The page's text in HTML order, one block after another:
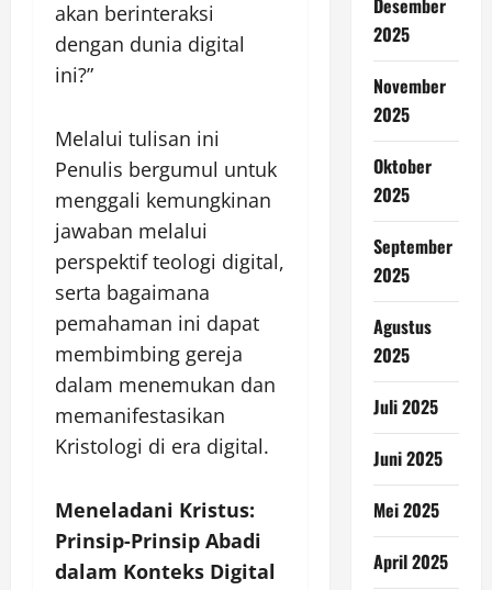
akan berinteraksi
dengan dunia digital
ini?”
Melalui tulisan ini
Penulis bergumul untuk
menggali kemungkinan
jawaban melalui
perspektif teologi digital,
serta bagaimana
pemahaman ini dapat
membimbing gereja
dalam menemukan dan
memanifestasikan
Kristologi di era digital.
Meneladani Kristus:
Prinsip-Prinsip Abadi
dalam Konteks Digital
Desember
2025
November
2025
Oktober
2025
September
2025
Agustus
2025
Juli 2025
Juni 2025
Mei 2025
April 2025